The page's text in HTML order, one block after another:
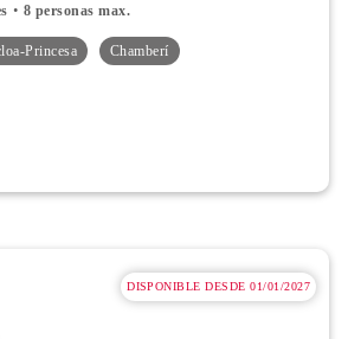
8 personas max.
Princesa Chamberí
DISPONIBLE DESDE 01/01/2027